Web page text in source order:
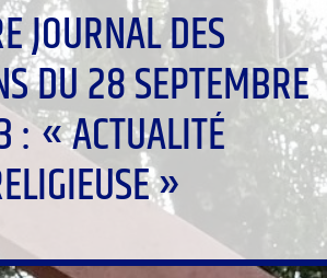
JOURNAL DES
DU 28 SEPTEMBRE
: « ACTUALITÉ
»